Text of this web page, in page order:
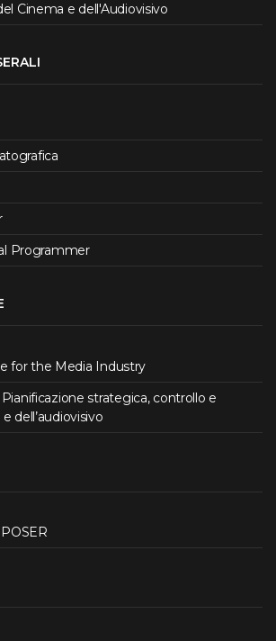
Cinema e dell'Audiovisivo
Programmer
for the Media Industry
strategica, controllo e
dell’audiovisivo